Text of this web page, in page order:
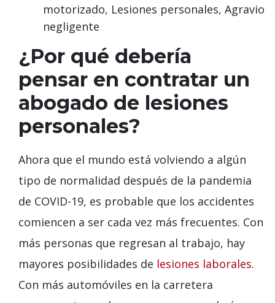
motorizado, Lesiones personales, Agravio
negligente
¿Por qué debería
pensar en contratar un
abogado de lesiones
personales?
Ahora que el mundo está volviendo a algún
tipo de normalidad después de la pandemia
de COVID-19, es probable que los accidentes
comiencen a ser cada vez más frecuentes. Con
más personas que regresan al trabajo, hay
mayores posibilidades de lesiones laborales.
Con más automóviles en la carretera